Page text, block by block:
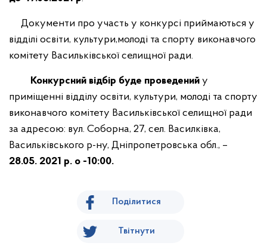
Документи про участь у конкурсі приймаються у
відділі освіти, культури,молоді та спорту виконавчого
комітету Васильківської селищної ради.
Конкурсний відбір буде проведений у
приміщенні відділу освіти, культури, молоді та спорту
виконавчого комітету Васильківської селищної ради
за адресою: вул. Соборна, 27, сел. Василківка,
Васильківського р-ну, Дніпропетровська обл., –
28.05. 2021 р. о -10:00.
Поділитися
Твітнути